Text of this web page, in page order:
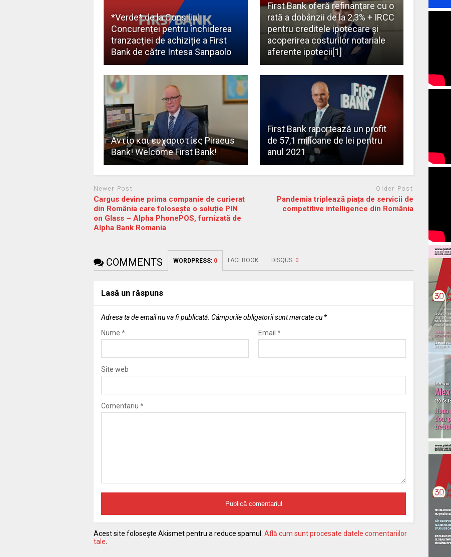
*Verde* de la Consiliul
Concurenței pentru închiderea
tranzacției de achiziție a First
Bank de către Intesa Sanpaolo
First Bank oferă refinanțare cu o
rată a dobânzii de la 2,3% + IRCC
pentru creditele ipotecare și
acoperirea costurilor notariale
aferente ipotecii[1]
Αντίο και ευχαριστίες Piraeus
Bank! Welcome First Bank!
First Bank raportează un profit
de 57,1 milioane de lei pentru
anul 2021
Newer Post
Cargus devine prima companie de curierat
din România care folosește o soluție PIN
on Glass – Alpha PhonePOS, furnizată de
Alpha Bank Romania
Older Post
Pandemia triplează piața de servicii de
competitive intelligence din România
COMMENTS WORDPRESS: 0 FACEBOOK: DISQUS: 0
Lasă un răspuns
Adresa ta de email nu va fi publicată. Câmpurile obligatorii sunt marcate cu *
Nume * Email *
Site web
Comentariu *
Acest site folosește Akismet pentru a reduce spamul. Află cum sunt procesate datele comentariilor
tale